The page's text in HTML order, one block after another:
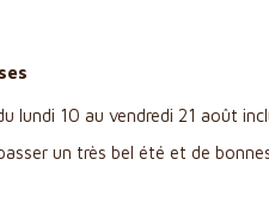
lundi 10 au vendredi 21 août
un très bel été et de